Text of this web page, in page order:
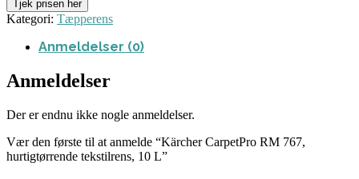
Tjek prisen her
Kategori: Tæpperens
Anmeldelser (0)
Anmeldelser
Der er endnu ikke nogle anmeldelser.
Vær den første til at anmelde “Kärcher CarpetPro RM 767,
hurtigtørrende tekstilrens, 10 L”